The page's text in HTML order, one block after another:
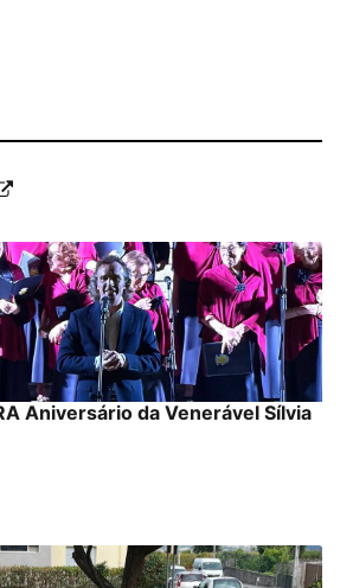
Aniversário da Venerável Sílvia